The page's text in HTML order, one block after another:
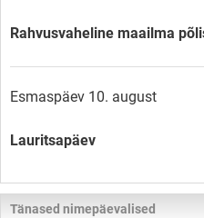
Rahvusvaheline maailma
Esmaspäev 10. august
Lauritsapäev
Tänased nimepäevalised